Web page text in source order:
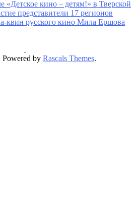
«Детское кино – детям!» в Тверской
представители 17 регионов
квин русского кино Мила Ершова
by Rascals Themes.